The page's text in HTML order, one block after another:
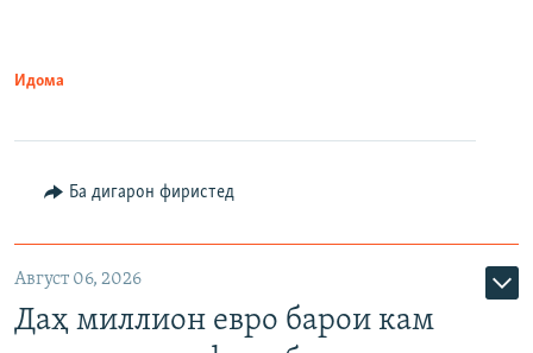
Идома
Ба дигарон фиристед
Август 06, 2026
Даҳ миллион евро барои кам